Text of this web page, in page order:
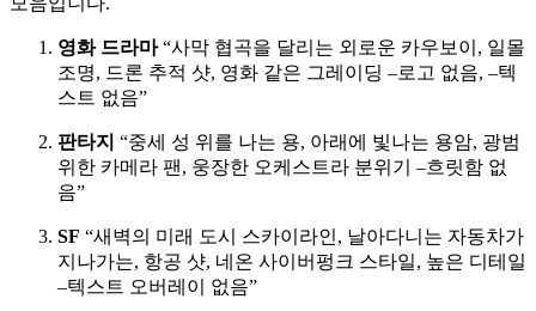
영화 드라마“사막 협곡을 달리는 외로운 카우보이, 일몰
조명, 드론 추적 샷, 영화 같은 그레이딩 –로고 없음, –텍
스트 없음”
판타지 “중세 성 위를 나는 용, 아래에 빛나는 용암, 광범
위한 카메라 팬, 웅장한 오케스트라 분위기 –흐릿함 없
음”
SF “새벽의 미래 도시 스카이라인, 날아다니는 자동차가
지나가는, 항공 샷, 네온 사이버펑크 스타일, 높은 디테일
–텍스트 오버레이 없음”